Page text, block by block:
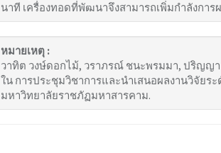
นาที เครื่องทอดที่พัฒนาจึงสามารถเพิ่มกำลังกา
หมายเหตุ :
วาทิต วงษ์ดอกไม้, วราภรณ์ ชนะพรมมา, ปริญญ
ใน การประชุมวิชาการและนำเสนอผลงานวิจัยร
มหาวิทยาลัยราชภัฏมหาสารคาม.